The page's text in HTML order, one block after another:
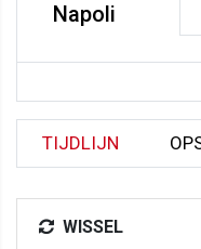
Napoli
TIJDLIJN
WISSEL